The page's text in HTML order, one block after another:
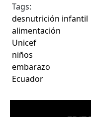
Tags:
desnutrición infantil
alimentación
Unicef
niños
embarazo
Ecuador